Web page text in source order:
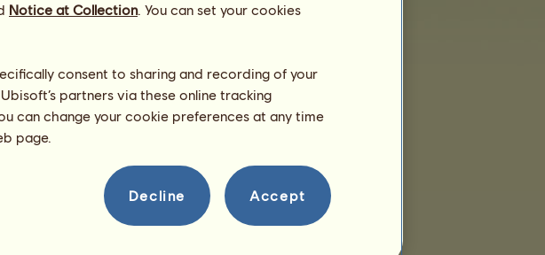
Notice at Collection. You can set your cookies
consent to sharing and recording of your
partners via these online tracking
can change your cookie preferences at any time
page.
Decline Accept